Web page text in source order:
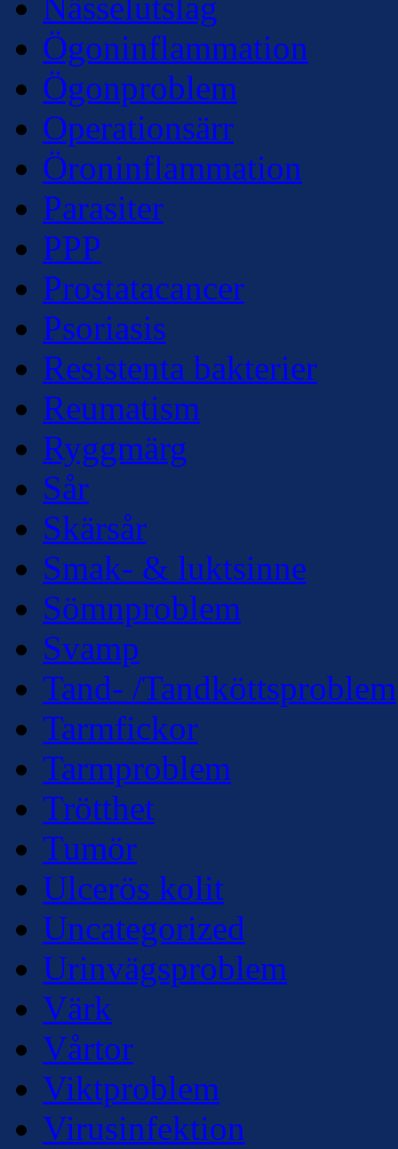
Nässelutslag
Ögoninflammation
Ögonproblem
Operationsärr
Öroninflammation
Parasiter
PPP
Prostatacancer
Psoriasis
Resistenta bakterier
Reumatism
Ryggmärg
Sår
Skärsår
Smak- & luktsinne
Sömnproblem
Svamp
Tand- /Tandköttsproblem
Tarmfickor
Tarmproblem
Trötthet
Tumör
Ulcerös kolit
Uncategorized
Urinvägsproblem
Värk
Vårtor
Viktproblem
Virusinfektion